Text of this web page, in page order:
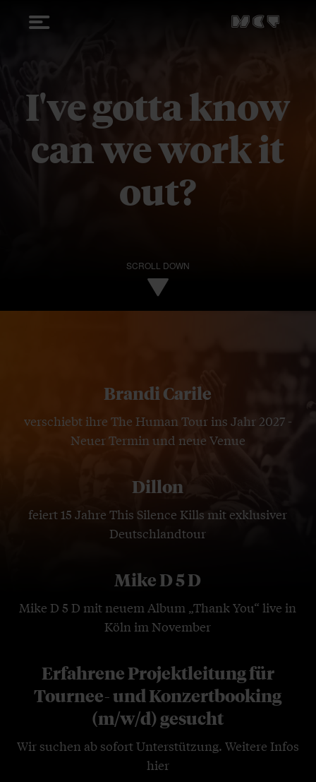
I've gotta know
can we work it
out?
SCROLL DOWN
Brandi Carile
verschiebt ihre The Human Tour ins Jahr 2027 -
Neuer Termin und neue Venue
Dillon
feiert 15 Jahre This Silence Kills mit exklusiver
Deutschlandtour
Mike D 5 D
Mike D 5 D mit neuem Album „Thank You“ live in
Köln im November
Erfahrene Projektleitung für
Tournee- und Konzertbooking
(m/w/d) gesucht
Wir suchen ab sofort Unterstützung. Weitere Infos
hier